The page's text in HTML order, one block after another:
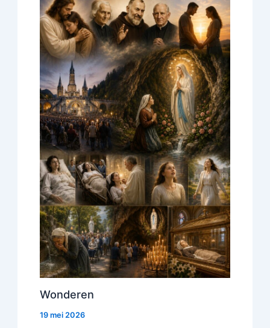
Wonderen
19 mei 2026